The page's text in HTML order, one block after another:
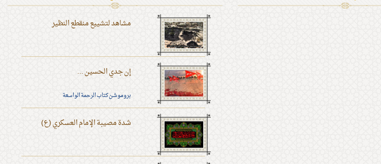
مشاهد لتشييع منقطع النظير
إن جدي الحسين ...
بروموشن كتاب الرحمة الواسعة
شدة مصيبة الإمام العسكري (ع)